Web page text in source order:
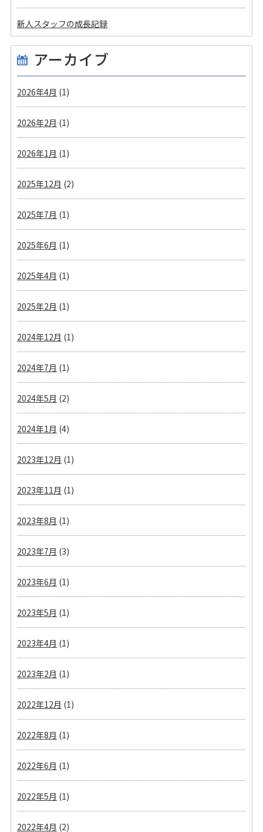
新人スタッフの成長記録
アーカイブ
2026年4月 (1)
2026年2月 (1)
2026年1月 (1)
2025年12月 (2)
2025年7月 (1)
2025年6月 (1)
2025年4月 (1)
2025年2月 (1)
2024年12月 (1)
2024年7月 (1)
2024年5月 (2)
2024年1月 (4)
2023年12月 (1)
2023年11月 (1)
2023年8月 (1)
2023年7月 (3)
2023年6月 (1)
2023年5月 (1)
2023年4月 (1)
2023年2月 (1)
2022年12月 (1)
2022年8月 (1)
2022年6月 (1)
2022年5月 (1)
2022年4月 (2)